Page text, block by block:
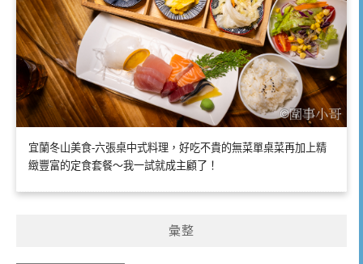
宜蘭冬山美食-六張桌中式料理，好吃不貴的無菜單桌菜再加上精
緻豐富的定食套餐～我一試就成主顧了！
彙整